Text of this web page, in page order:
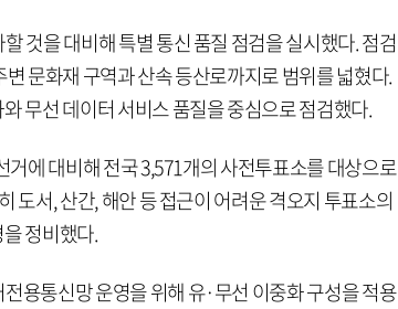
것을 대비해 특별 통신 품질 점검을 실시했다. 점검
문화재 구역과 산속 등산로까지로 범위를 넓혔다.
무선 데이터 서비스 품질을 중심으로 점검했다.
거에 대비해 전국 3,571개의 사전투표소를 대상으로
도서, 산간, 해안 등 접근이 어려운 격오지 투표소의
정비했다.
용통신망 운영을 위해 유·무선 이중화 구성을 적용